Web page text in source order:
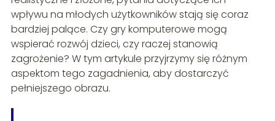
wpływu na młodych użytkowników stają się coraz
bardziej palące. Czy gry komputerowe mogą
wspierać rozwój dzieci, czy raczej stanowią
zagrożenie? W tym artykule przyjrzymy się różnym
aspektom tego zagadnienia, aby dostarczyć
pełniejszego obrazu.